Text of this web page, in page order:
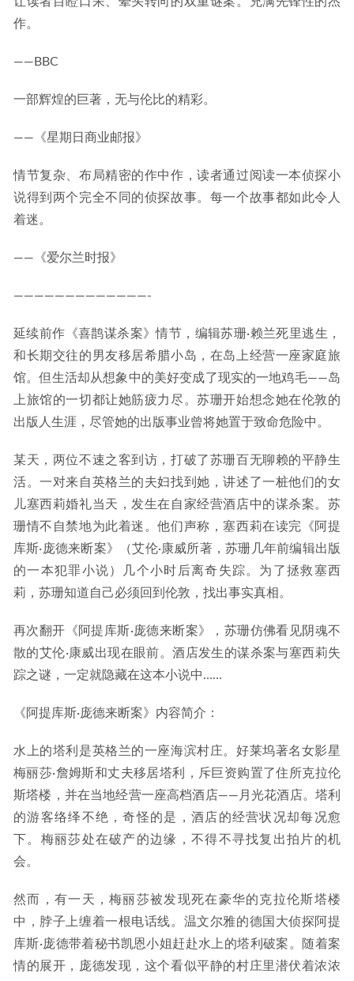
作。
——BBC
一部辉煌的巨著，无与伦比的精彩。
——《星期日商业邮报》
情节复杂、布局精密的作中作，读者通过阅读一本侦探小
说得到两个完全不同的侦探故事。每一个故事都如此令人
着迷。
——《爱尔兰时报》
—————————————-
延续前作《喜鹊谋杀案》情节，编辑苏珊·赖兰死里逃生，
和长期交往的男友移居希腊小岛，在岛上经营一座家庭旅
馆。但生活却从想象中的美好变成了现实的一地鸡毛——岛
上旅馆的一切都让她筋疲力尽。苏珊开始想念她在伦敦的
出版人生涯，尽管她的出版事业曾将她置于致命危险中。
某天，两位不速之客到访，打破了苏珊百无聊赖的平静生
活。一对来自英格兰的夫妇找到她，讲述了一桩他们的女
儿塞西莉婚礼当天，发生在自家经营酒店中的谋杀案。苏
珊情不自禁地为此着迷。他们声称，塞西莉在读完《阿提
库斯·庞德来断案》（艾伦·康威所著，苏珊几年前编辑出版
的一本犯罪小说）几个小时后离奇失踪。为了拯救塞西
莉，苏珊知道自己必须回到伦敦，找出事实真相。
再次翻开《阿提库斯·庞德来断案》，苏珊仿佛看见阴魂不
散的艾伦·康威出现在眼前。酒店发生的谋杀案与塞西莉失
踪之谜，一定就隐藏在这本小说中……
《阿提库斯·庞德来断案》内容简介：
水上的塔利是英格兰的一座海滨村庄。好莱坞著名女影星
梅丽莎·詹姆斯和丈夫移居塔利，斥巨资购置了住所克拉伦
斯塔楼，并在当地经营一座高档酒店——月光花酒店。塔利
的游客络绎不绝，奇怪的是，酒店的经营状况却每况愈
下。梅丽莎处在破产的边缘，不得不寻找复出拍片的机
会。
然而，有一天，梅丽莎被发现死在豪华的克拉伦斯塔楼
中，脖子上缠着一根电话线。温文尔雅的德国大侦探阿提
库斯·庞德带着秘书凯恩小姐赶赴水上的塔利破案。随着案
情的展开，庞德发现，这个看似平静的村庄里潜伏着浓浓